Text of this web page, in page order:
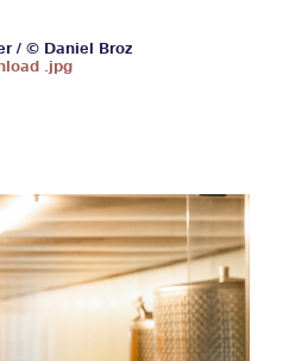
/ © Daniel Broz
.jpg